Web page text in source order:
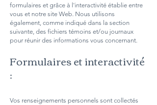
formulaires et grâce à l'interactivité établie entre
vous et notre site Web. Nous utilisons
également, comme indiqué dans la section
suivante, des fichiers témoins et/ou journaux
pour réunir des informations vous concernant.
Formulaires et interactivité
:
Vos renseignements personnels sont collectés